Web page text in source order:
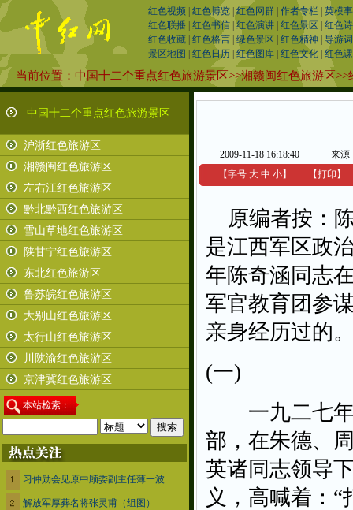
红色视频 红色博览 |红色网群 作者专栏 英模
红色联播 红色书信 |红色演讲 红色景区
红色
红色收藏 红色格言 绿色景区 红色精神 导游
景区地图
红色日历 红色图库 红色文化 红色
当前位置： 中国十二个重点红色旅游景区>>湘赣闽红色旅游区>>
中国十二个重点红色旅游景区
沪浙红色旅游区
湘赣闽红色旅游区
左右江红色旅游区
黔北黔西红色旅游区
雪山草地红色旅游区
陕甘宁红色旅游区
东北红色旅游区
鲁苏皖红色旅游区
大别山红色旅游区
太行山红色旅游区
川陕渝红色旅游区
京津冀红色旅游区
本站检索：
习仲勋会见原中顾委副主任薄一波
解放军厚葬名将张灵甫（组图）
2009-11-18 16:18:40
来源
【字号 大 中 小】 【打印 】
原编者按：
是江西军区政
年陈奇涵同志
军官教育团参
亲身经历过的
(一)
一九二七年
部，在朱德、
英诸同志领导
义，高喊着：“